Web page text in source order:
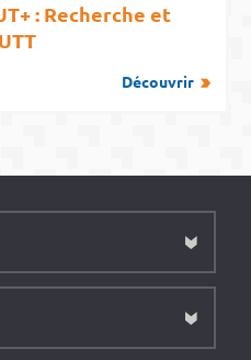
: Recherche et
Découvrir